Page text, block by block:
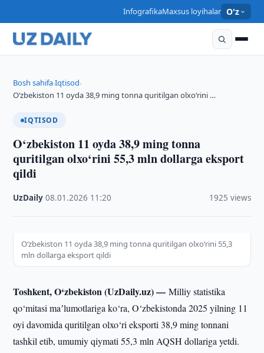
InfografikaMaxsus loyihalar O'z
Bosh sahifa›Iqtisod›
O‘zbekiston 11 oyda 38,9 ming tonna quritilgan olxo‘rini …
IQTISOD
O‘zbekiston 11 oyda 38,9 ming tonna
quritilgan olxo‘rini 55,3 mln dollarga eksport
qildi
UzDaily ·08.01.2026 11:20 1925 views
O‘zbekiston 11 oyda 38,9 ming tonna quritilgan olxo‘rini 55,3
mln dollarga eksport qildi
Toshkent, O‘zbekiston (UzDaily.uz) —Milliy statistika
qo‘mitasi maʼlumotlariga ko‘ra, O‘zbekistonda 2025 yilning 11
oyi davomida quritilgan olxo‘ri eksporti 38,9 ming tonnani
tashkil etib, umumiy qiymati 55,3 mln AQSH dollariga yetdi.